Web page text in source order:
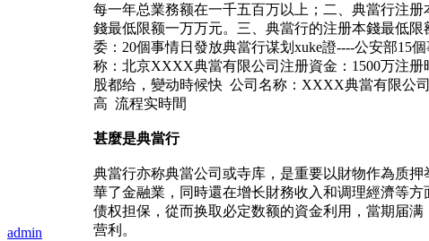
admin
每一年总業務额在一千五百万以上；二、典當行注
錢最低限额一万万元。三、典當行的注册本錢最低
委：20個事情日發放典當行谋划xuke證----公安部15
称：北京XXXX典當有限公司注册資金：1500万注
股都给，變动時候快 公司名称：XXXX典當有限公司
高 流程实時間
甚麼是典當行
典當行亦称典當公司或寺库，是重要以財物作為质
華了金融業，同時還在增长財務收入和调理經濟等
债权担保，從而换取必定数额的資金利用，當期届
营利。